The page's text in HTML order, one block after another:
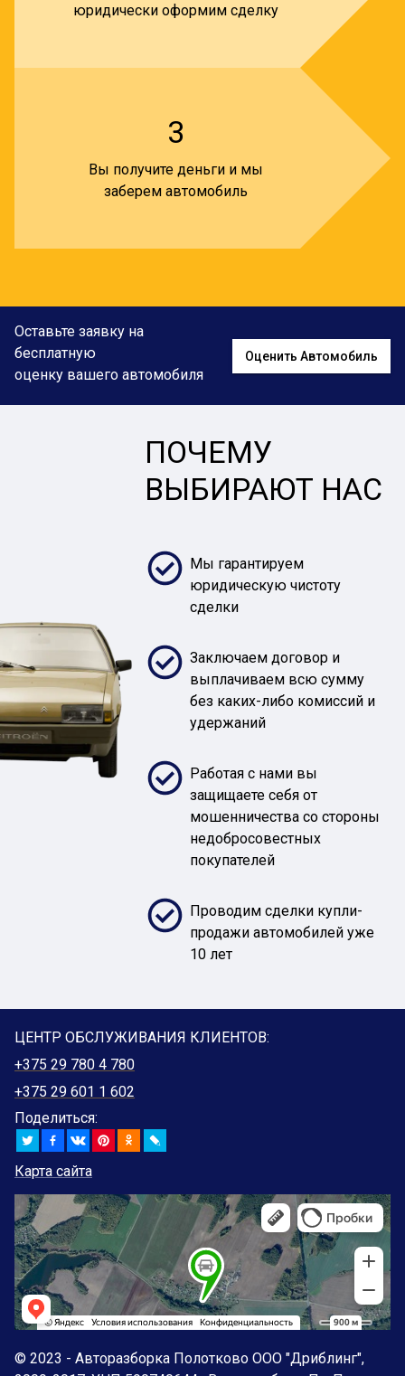
юридически оформим сделку
3
Вы получите деньги и мы
заберем автомобиль
Оставьте заявку на
бесплатную
оценку вашего автомобиля
Оценить Автомобиль
ПОЧЕМУ
ВЫБИРАЮТ НАС
Мы гарантируем
юридическую чистоту
сделки
Заключаем договор и
выплачиваем всю сумму
без каких-либо комиссий и
удержаний
Работая с нами вы
защищаете себя от
мошенничества со стороны
недобросовестных
покупателей
Проводим сделки купли-
продажи автомобилей уже
10 лет
© 2023 - Авторазборка Полотково ООО "Дриблинг",
ЦЕНТР ОБСЛУЖИВАНИЯ КЛИЕНТОВ:
+375 29 780 4 780
+375 29 601 1 602
Поделиться:
Карта сайта